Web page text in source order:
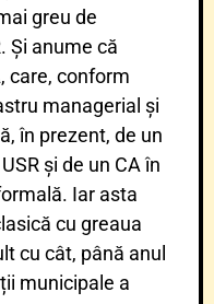
greu de
Și anume că
care, conform
managerial și
în prezent, de un
și de un CA în
Iar asta
cu greaua
cu cât, până anul
municipale a